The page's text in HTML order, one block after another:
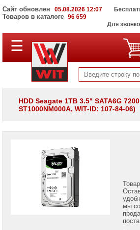
Сайт обновлен 05.08.2026 12:07
Товаров в каталоге 96 659
Для
ПОЛНЫЙ
КАТАЛОГ
Корпоративные
серверы
WIT
хранения
Мониторы
Проекторы
☰
HDD Seagate 1TB 3.5" SATA6G
ST1000NM000A, WIT-ID: 107-84-06)
мы